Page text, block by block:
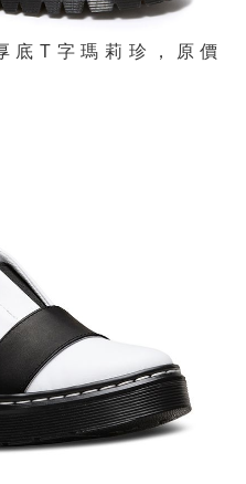
T字瑪莉珍，原價